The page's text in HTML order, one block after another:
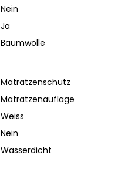
Nein
Ja
Baumwolle
Matratzenschutz
Matratzenauflage
Weiss
Nein
Wasserdicht